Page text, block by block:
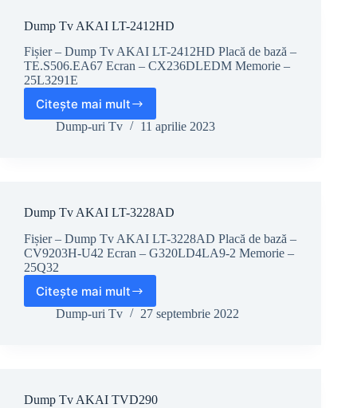
Dump Tv AKAI LT-2412HD
Fișier – Dump Tv AKAI LT-2412HD Placă de bază –
TE.S506.EA67 Ecran – CX236DLEDM Memorie –
25L3291E
Citește mai mult
Dump
Tv
Dump-uri Tv 11 aprilie 2023
Dump Tv AKAI LT-3228AD
Fișier – Dump Tv AKAI LT-3228AD Placă de bază –
CV9203H-U42 Ecran – G320LD4LA9-2 Memorie –
25Q32
Citește mai mult
Dump
Tv
Dump-uri Tv 27 septembrie 2022
Dump Tv AKAI TVD290